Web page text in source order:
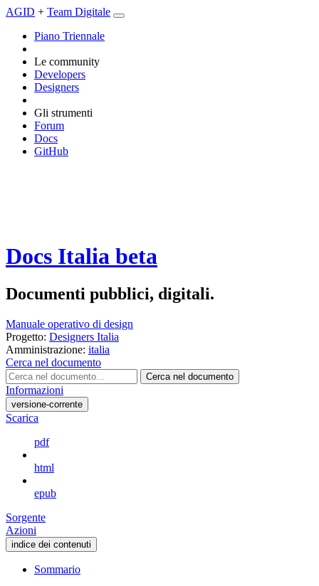
AGID + Team Digitale
Piano Triennale
Le community
Developers
Designers
Gli strumenti
Forum
Docs
GitHub
Docs Italia beta
Documenti pubblici, digitali.
Manuale operativo di design
Progetto: Designers Italia
Amministrazione: italia
Cerca nel documento
Cerca nel documento
Informazioni
versione-corrente
Scarica
pdf
html
epub
Sorgente
Azioni
indice dei contenuti
Sommario